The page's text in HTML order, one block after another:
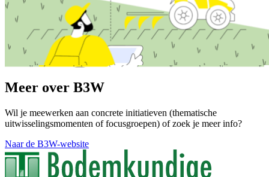
Meer over B3W
Wil je meewerken aan concrete initiatieven (thematische
uitwisselingsmomenten of focusgroepen) of zoek je meer info?
Naar de B3W-website